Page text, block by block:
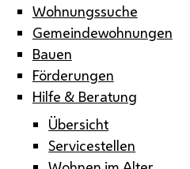
Wohnungssuche
Gemeindewohnungen
Bauen
Förderungen
Hilfe & Beratung
Übersicht
Servicestellen